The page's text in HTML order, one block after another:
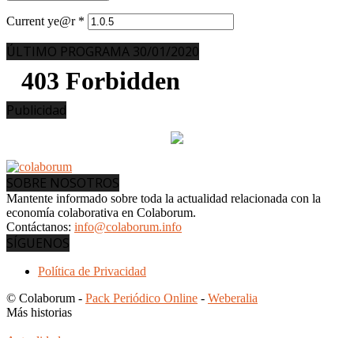
Current ye@r *
ÚLTIMO PROGRAMA 30/01/2020
Publicidad
SOBRE NOSOTROS
Mantente informado sobre toda la actualidad relacionada con la
economía colaborativa en Colaborum.
Contáctanos: info@colaborum.info
SÍGUENOS
Política de Privacidad
© Colaborum - Pack Periódico Online - Weberalia
Más historias